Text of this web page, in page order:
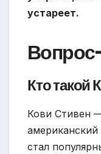
устареет.
Кто такой
Кови Стивен
стал